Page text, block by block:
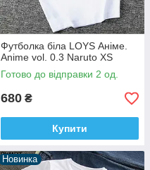
Футболка біла LOYS Аніме.
Anime vol. 0.3 Naruto XS
Готово до відправки 2 од.
680 ₴
Купити
Новинка